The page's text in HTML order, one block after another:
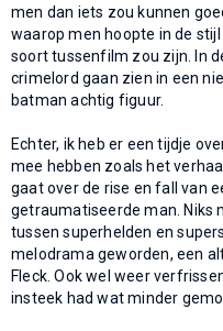
men dan iets zou kunnen
waarop men hoopte in de
soort tussenfilm zou zijn. In
crimelord gaan zien in een
batman achtig figuur.
Echter, ik heb er een tijdje
mee hebben zoals het
gaat over de rise en fall van
getraumatiseerde man. Niks
tussen superhelden en
melodrama geworden, een
Fleck. Ook wel weer
insteek had wat minder